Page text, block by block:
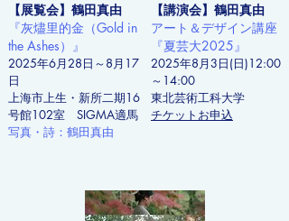
【展覧会】鶴田真由
『灰燼里的金（Gold in
the Ashes）』
2025年6月28日～8月17
日
上海市上生・新所二期16
号館102室 SIGMA適馬
​写真・詩：鶴田真由
【講演会】鶴田真由
アート＆デザイン講座
『夏芸大2025』
2025年8月3日(日)12:00
～14:00
東北芸術工科大学
​チケットお申込